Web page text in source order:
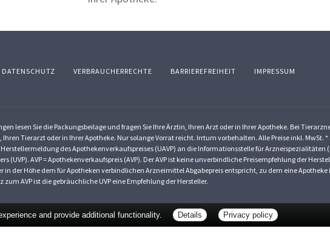
DATENSCHUTZ VERBRAUCHERRECHTE BARRIEREFREIHEIT IMPRESSUM
lesen Sie die Packungsbeilage und fragen Sie Ihre Ärztin, Ihren Arzt oder in Ihrer Apotheke. Bei
Tierarzt oder in Ihrer Apotheke. Nur solange Vorrat reicht. Irrtum vorbehalten. Alle Preise inkl.
des Apothekenverkaufspreises (UAVP) an die Informationsstelle für Arzneispezialitäten
(UVP). AVP = Apothekenverkaufspreis (AVP). Der AVP ist keine unverbindliche Preisempfehlung der
in der Höhe dem für Apotheken verbindlichen Arzneimittel Abgabepreis entspricht, zu dem eine
AVP ist die gebräuchliche UVP eine Empfehlung der Hersteller.
and provide additional functionality. Details Privacy policy